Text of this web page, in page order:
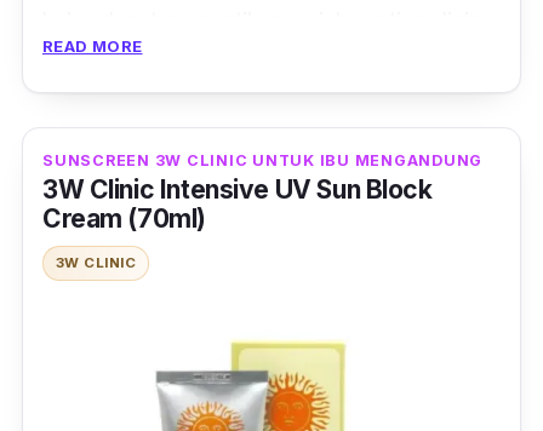
lembut dan bebas daripada kekusaman dan
parut.
Sesuai untuk kulit senstif kerana produk ini
tidak mempunyai paraben, phthalates, minyak
mineral, sulfat, gluten dan pewarna.
Jadi, memang sesuai untuk ibu mengandung
READ MORE
SUNSCREEN 3W CLINIC UNTUK IBU MENGANDUNG
3W Clinic Intensive UV Sun Block
Cream (70ml)
3W CLINIC